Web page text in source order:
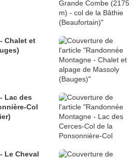
Chalet et
Lac des
Col
Le Cheval